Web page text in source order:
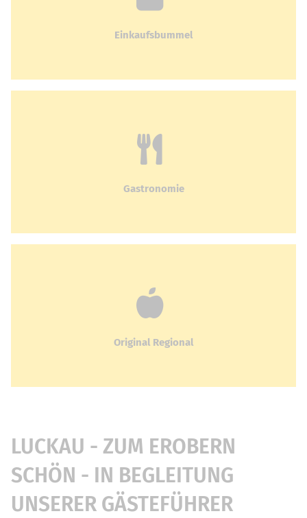
Einkaufsbummel
Gastronomie
Original Regional
LUCKAU - ZUM EROBERN
SCHÖN - IN BEGLEITUNG
UNSERER GÄSTEFÜHRER